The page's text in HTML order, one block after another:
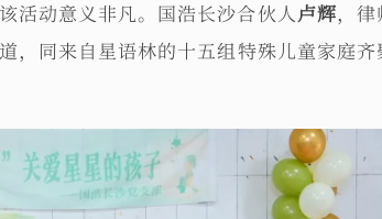
活动意义非凡。国浩长沙合伙人 卢辉，律
，同来自星语林的十五组特殊儿童家庭齐